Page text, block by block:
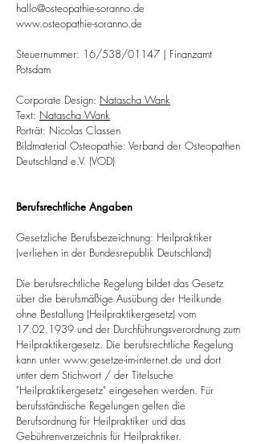
hallo@osteopathie-soranno.de
www.osteopathie-soranno.de
Steuernummer: 16/538/01147 | Finanzamt
Potsdam
Corporate Design: Natascha Wank
Text: Natascha Wank
Porträt: Nicolas Classen
Bildmaterial Osteopathie: Verband der Osteopathen
Deutschland e.V. (VOD)
Berufsrechtliche Angaben
Gesetzliche Berufsbezeichnung: Heilpraktiker
(verliehen in der Bundesrepublik Deutschland)
Die berufsrechtliche Regelung bildet das Gesetz
über die berufsmäßige Ausübung der Heilkunde
ohne Bestallung (Heilpraktikergesetz) vom
17.02.1939 und der Durchführungsverordnung zum
Heilpraktikergesetz. Die berufsrechtliche Regelung
kann unter www.gesetze-im-internet.de und dort
unter dem Stichwort / der Titelsuche
"Heilpraktikergesetz" eingesehen werden. Für
berufsständische Regelungen gelten die
Berufsordnung für Heilpraktiker und das
Gebührenverzeichnis für Heilpraktiker.